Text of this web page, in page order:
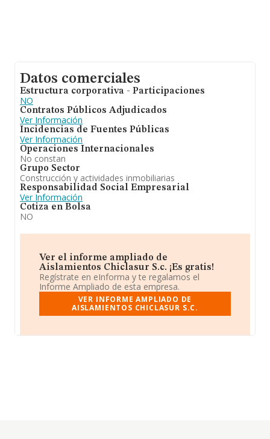
Datos comerciales
Estructura corporativa - Participaciones
NO
Contratos Públicos Adjudicados
Ver Información
Incidencias de Fuentes Públicas
Ver Información
Operaciones Internacionales
No constan
Grupo Sector
Construcción y actividades inmobiliarias
Responsabilidad Social Empresarial
Ver Información
Cotiza en Bolsa
NO
Ver el informe ampliado de
Aislamientos Chiclasur S.c. ¡Es gratis!
Regístrate en eInforma y te regalamos el
Informe Ampliado de esta empresa.
VER INFORME AMPLIADO DE
AISLAMIENTOS CHICLASUR S.C.